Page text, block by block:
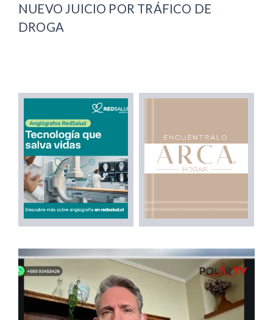
NUEVO JUICIO POR TRÁFICO DE
DROGA